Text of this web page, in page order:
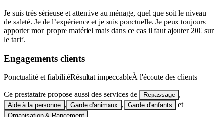
Je suis très sérieuse et attentive au ménage, quel que soit le niveau
de saleté. Je de l’expérience et je suis ponctuelle. Je peux toujours
apporter mon propre matériel mais dans ce cas il faut ajouter 20€ sur
le tarif.
Engagements clients
Ponctualité et fiabilitéRésultat impeccableÀ l'écoute des clients
Ce prestataire propose aussi des services de Repassage ,
Aide à la personne , Garde d'animaux , Garde d'enfants et
Organisation & Rangement